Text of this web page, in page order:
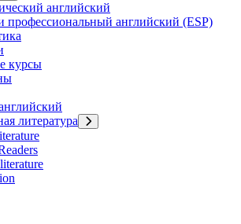
английский
профессиональный английский (ESP)
курсы
литература